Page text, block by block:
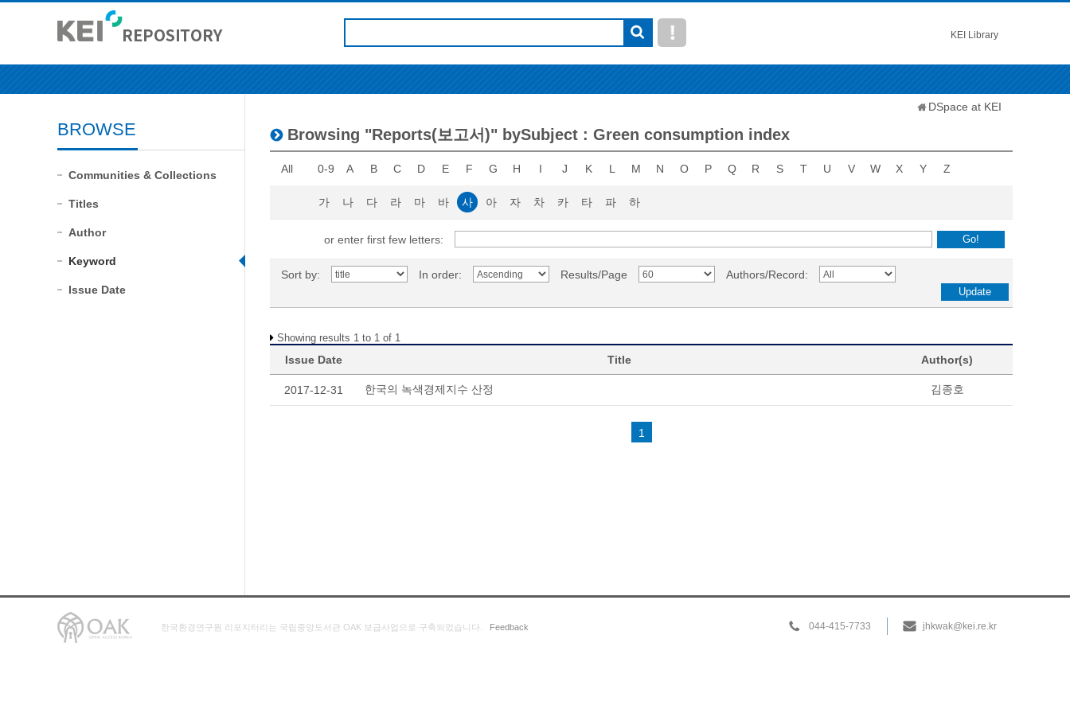
KEI Library
BROWSE
Communities & Collections
Titles
Author
Keyword
Issue Date
DSpace at KEI
Browsing "Reports(보고서)" bySubject : Green consumption index
All 0-9 A B C D E F G H I J K L M N O P Q R S T U V W X Y Z
가 나 다 라 마 바 사 아 자 차 카 타 파 하
or enter first few letters:
Sort by: In order: Results/Page Authors/Record:
Showing results 1 to 1 of 1
Issue Date Title Author(s)
2017-12-31 한국의 녹색경제지수 산정 김종호
1
044-415-7733 jhkwak@kei.re.kr
한국환경연구원 리포지터리는 국립중앙도서관 OAK 보급사업으로 구축되었습니다. Feedback